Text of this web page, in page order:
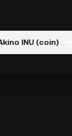
INU (coin)